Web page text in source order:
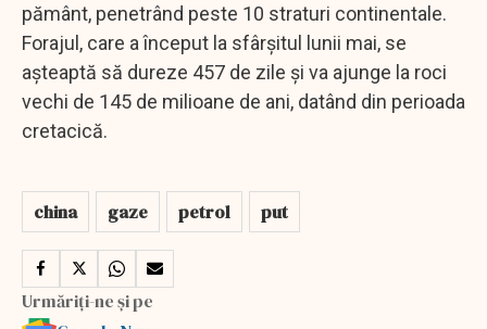
pământ, penetrând peste 10 straturi continentale.
Forajul, care a început la sfârșitul lunii mai, se
așteaptă să dureze 457 de zile și va ajunge la roci
vechi de 145 de milioane de ani, datând din perioada
cretacică.
china gaze petrol put
Urmăriți-ne și pe